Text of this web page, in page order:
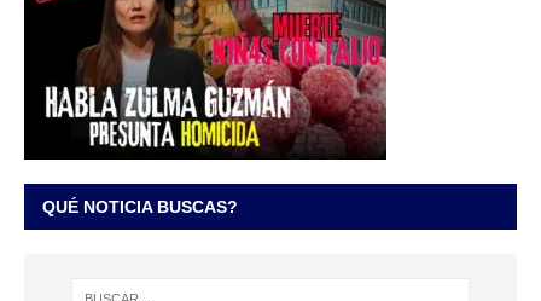
QUÉ NOTICIA BUSCAS?